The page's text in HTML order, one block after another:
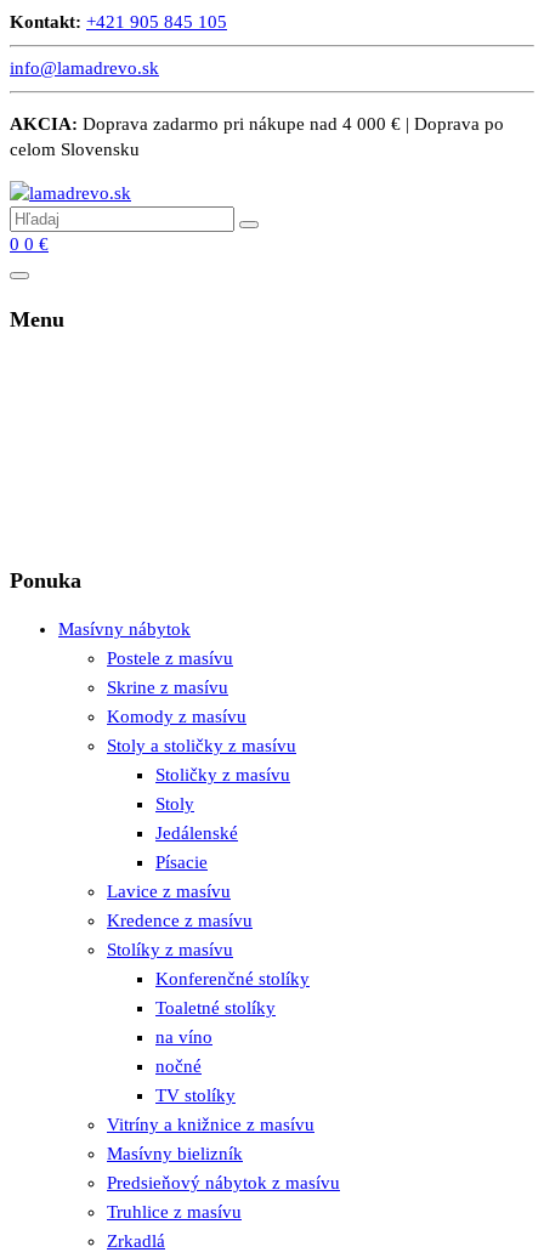
Kontakt: +421 905 845 105
info@lamadrevo.sk
AKCIA: Doprava zadarmo pri nákupe nad 4 000 € | Doprava po
celom Slovensku
0 0 €
Menu
Ponuka
Masívny nábytok
Postele z masívu
Skrine z masívu
Komody z masívu
Stoly a stoličky z masívu
Stoličky z masívu
Stoly
Jedálenské
Písacie
Lavice z masívu
Kredence z masívu
Stolíky z masívu
Konferenčné stolíky
Toaletné stolíky
na víno
nočné
TV stolíky
Vitríny a knižnice z masívu
Masívny bielizník
Predsieňový nábytok z masívu
Truhlice z masívu
Zrkadlá